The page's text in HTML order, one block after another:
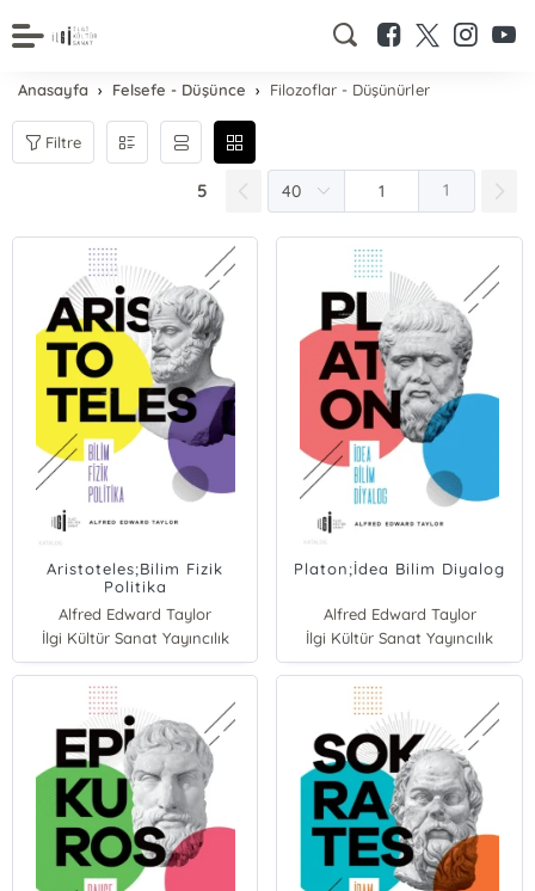
Anasayfa Felsefe - Düşünce Filozoflar - Düşünürler
Filtre
5 1
Aristoteles;Bilim Fizik
Politika
Alfred Edward Taylor
İlgi Kültür Sanat Yayıncılık
Platon;İdea Bilim Diyalog
Alfred Edward Taylor
İlgi Kültür Sanat Yayıncılık